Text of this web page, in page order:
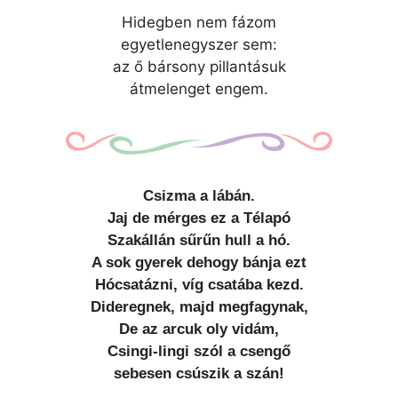
Hidegben nem fázom
egyetlenegyszer sem:
az ő bársony pillantásuk
átmelenget engem.
Csizma a lábán.
Jaj de mérges ez a Télapó
Szakállán sűrűn hull a hó.
A sok gyerek dehogy bánja ezt
Hócsatázni, víg csatába kezd.
Dideregnek, majd megfagynak,
De az arcuk oly vidám,
Csingi-lingi szól a csengő
sebesen csúszik a szán!